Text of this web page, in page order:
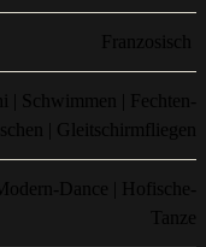
Franzosisch
| Schwimmen | Fechten-
| Gleitschirmfliegen
Dance | Hofische-
Tanze